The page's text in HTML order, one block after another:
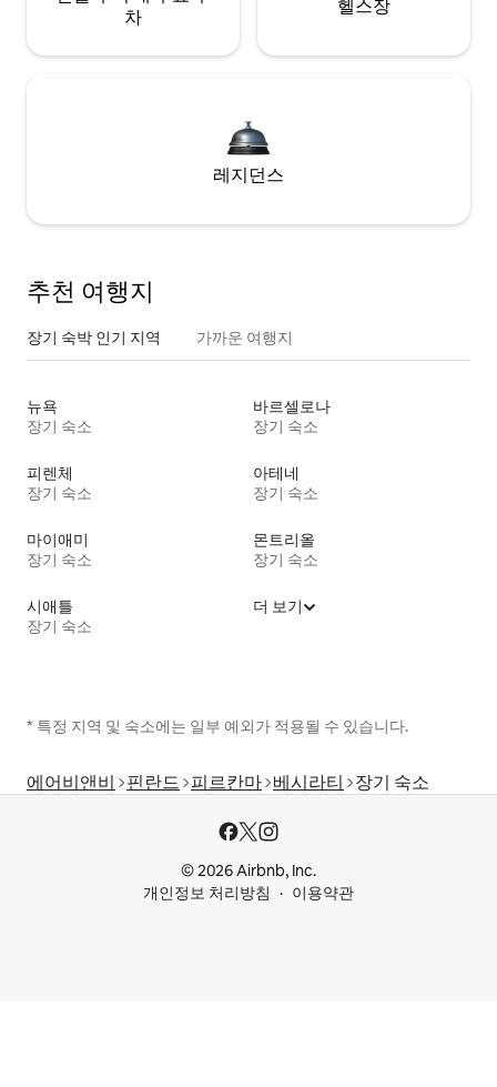
차
헬스장
레지던스
추천 여행지
장기 숙박 인기 지역 가까운 여행지
뉴욕
장기 숙소
바르셀로나
장기 숙소
피렌체
장기 숙소
아테네
장기 숙소
마이애미
장기 숙소
몬트리올
장기 숙소
시애틀
장기 숙소
더 보기
* 특정 지역 및 숙소에는 일부 예외가 적용될 수 있습니다.
에어비앤비 핀란드 피르칸마 베시라티 장기 숙소
© 2026 Airbnb, Inc.
개인정보 처리방침
이용약관